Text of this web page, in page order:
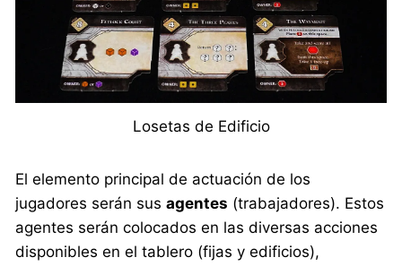
Losetas de Edificio
El elemento principal de actuación de los
jugadores serán susagentes (trabajadores). Estos
agentes serán colocados en las diversas acciones
disponibles en el tablero (fijas y edificios),